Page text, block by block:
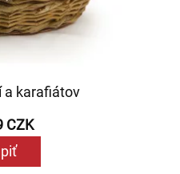
a karafiátov
CZK